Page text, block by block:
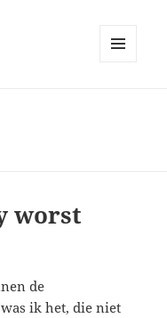
worst
de
ik het, die niet